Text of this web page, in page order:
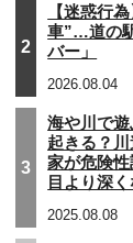
2
【迷惑行
車”…道の
バー」
2026.08.04
3
海や川で
起きる？
家が危険
目より深く
2025.08.08